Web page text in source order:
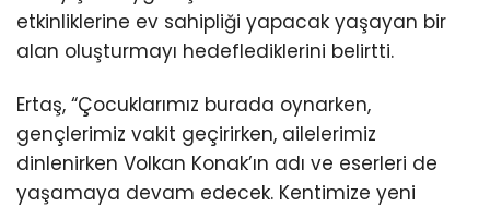
etkinliklerine ev sahipliği yapacak yaşayan bir
alan oluşturmayı hedeflediklerini belirtti.
Ertaş, “Çocuklarımız burada oynarken,
gençlerimiz vakit geçirirken, ailelerimiz
dinlenirken Volkan Konak’ın adı ve eserleri de
yaşamaya devam edecek. Kentimize yeni